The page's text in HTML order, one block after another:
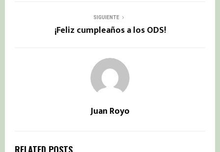
SIGUIENTE
¡Feliz cumpleaños a los ODS!
Juan Royo